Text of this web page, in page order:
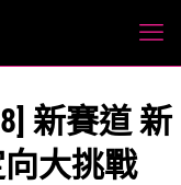
新賽道 新
大挑戰